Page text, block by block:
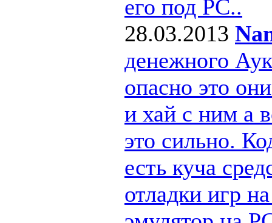
его под РС..
28.03.2013
денежного
опасно это
и хай с ним а
это сильно.
есть куча
отладки игр